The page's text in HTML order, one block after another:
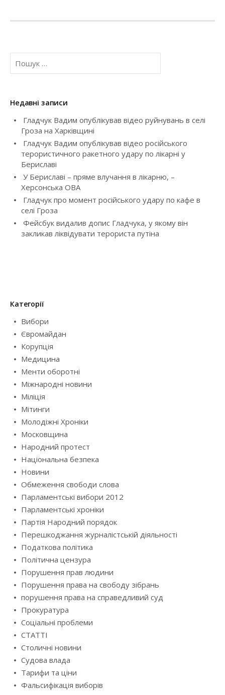
n
a
i
a
n
П
ш
кНедавні записи
Гладчук Вадим опублікував відео руйнувань в селі
Гроза на Харківщині
Гладчук Вадим опублікував відео російського
терористичного ракетного удару по лікарні у
Бериславі
У Бериславі – пряме влучання в лікарню, –
Херсонська ОВА
Гладчук про момент російського удару по кафе в
селі Гроза
Фейсбук видалив допис Гладчука, у якому він
закликав ліквідувати терориста путіна
Категорії
Вибори
Євромайдан
Корупція
Медицина
Менти оборотні
Міжнародні новини
Міліція
Мітинги
Молодіжні Хроніки
Московщина
Народний протест
Національна безпека
Новини
Обмеження свободи слова
Парламентські вибори 2012
Парламентські хроніки
Партія Народний порядок
Перешкоджання журналістській діяльності
Податкова політика
Політична цензура
Порушення прав людини
Порушення права на свободу зібрань
порушення права на справедливий суд
Прокуратура
Соціальні проблеми
СТАТТІ
Столичні новини
Судова влада
Тарифи та ціни
Фальсифікація виборів